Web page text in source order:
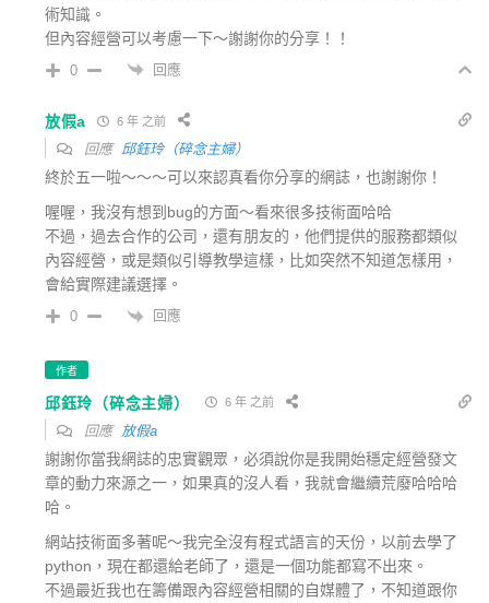
術知識。
但內容經營可以考慮一下～謝謝你的分享！！
0 回應
放假a 6 年 之前
回應 邱鈺玲（碎念主婦）
終於五一啦～～～可以來認真看你分享的網誌，也謝謝你！
喔喔，我沒有想到bug的方面～看來很多技術面哈哈
不過，過去合作的公司，還有朋友的，他們提供的服務都類似
內容經營，或是類似引導教學這樣，比如突然不知道怎樣用，
會給實際建議選擇。
0 回應
作者
邱鈺玲（碎念主婦） 6 年 之前
回應 放假a
謝謝你當我網誌的忠實觀眾，必須說你是我開始穩定經營發文
章的動力來源之一，如果真的沒人看，我就會繼續荒廢哈哈哈
哈。
網站技術面多著呢～我完全沒有程式語言的天份，以前去學了
python，現在都還給老師了，還是一個功能都寫不出來。
不過最近我也在籌備跟內容經營相關的自媒體了，不知道跟你